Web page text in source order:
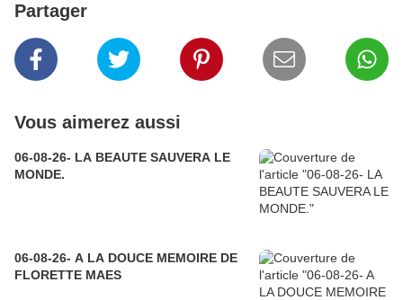
Partager
Vous aimerez aussi
06-08-26- LA BEAUTE SAUVERA LE
MONDE.
06-08-26- A LA DOUCE MEMOIRE DE
FLORETTE MAES